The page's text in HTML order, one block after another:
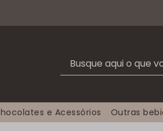
Busque aqui o que
Chocolates e Acessórios Outras